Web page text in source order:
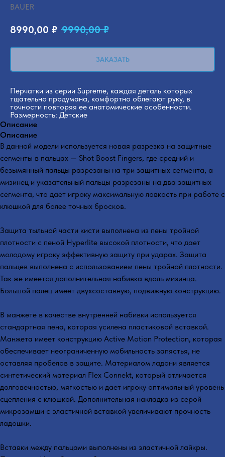
BAUER
8990,00 ₽ 9990,00 ₽
ЗАКАЗАТЬ
Перчатки из серии Supreme, каждая деталь которых
тщательно продумана, комфортно облегают руку, в
точности повторяя ее анатомические особенности.
Размерность: Детские
Описание
Описание
В данной модели используется новая разрезка на защитные
сегменты в пальцах — Shot Boost Fingers, где средний и
безымянный пальцы разрезаны на три защитных сегмента, а
мизинец и указательный пальцы разрезаны на два защитных
сегмента, что дает игроку максимальную ловкость при работе с
клюшкой для более точных бросков.
Защита тыльной части кисти выполнена из пены тройной
плотности с пеной Hyperlite высокой плотности, что дает
молодому игроку эффективную защиту при ударах. Защита
пальцев выполнена с использованием пены тройной плотности.
Так же имеется дополнительная набивка вдоль мизинца.
Большой палец имеет двухсоставную, подвижную конструкцию.
В манжете в качестве внутренней набивки используется
стандартная пена, которая усилена пластиковой вставкой.
Манжета имеет конструкцию Active Motion Protection, которая
обеспечивает неограниченную мобильность запястья, не
оставляя пробелов в защите. Материалом ладони является
синтетический материал Flex Connekt, который отличается
долговечностью, мягкостью и дает игроку оптимальный уровень
сцепления с клюшкой. Дополнительная накладка из серой
микрозамши с эластичной вставкой увеличивают прочность
ладошки.
Вставки между пальцами выполнены из эластичной лайкры.